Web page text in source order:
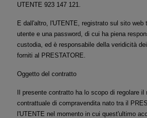
UTENTE 923 147 121.
E dall'altro, l'UTENTE, registrato sul sito web
utente e una password, di cui ha piena
custodia, ed è responsabile della veridicità
forniti al PRESTATORE.
Oggetto del contratto
Il presente contratto ha lo scopo di regolare il
contrattuale di compravendita nato tra il
l'UTENTE nel momento in cui quest'ultimo